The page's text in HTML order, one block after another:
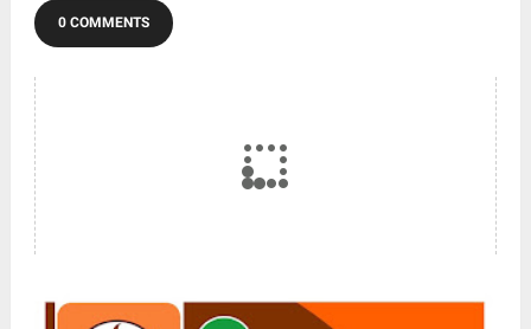
0 COMMENTS